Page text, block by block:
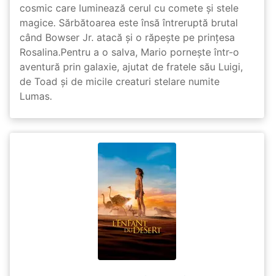
cosmic care luminează cerul cu comete și stele
magice. Sărbătoarea este însă întreruptă brutal
când Bowser Jr. atacă și o răpește pe prinţesa
Rosalina.Pentru a o salva, Mario pornește într-o
aventură prin galaxie, ajutat de fratele său Luigi,
de Toad și de micile creaturi stelare numite
Lumas.